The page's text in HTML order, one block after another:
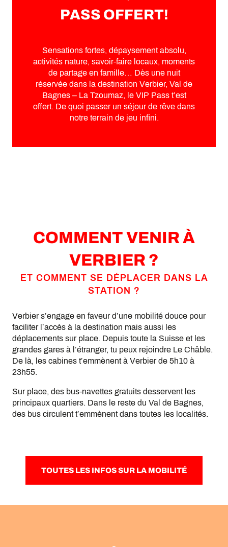
PASS OFFERT!
Sensations fortes, dépaysement absolu,
activités nature, savoir-faire locaux, moments
de partage en famille… Dès une nuit
réservée dans la destination Verbier, Val de
Bagnes – La Tzoumaz, le VIP Pass t’est
offert. De quoi passer un séjour de rêve dans
notre terrain de jeu infini.
COMMENT VENIR À
VERBIER ?
ET COMMENT SE DÉPLACER DANS LA
STATION ?
Verbier s’engage en faveur d’une mobilité douce pour
faciliter l’accès à la destination mais aussi les
déplacements sur place. Depuis toute la Suisse et les
grandes gares à l’étranger, tu peux rejoindre Le Châble.
De là, les cabines t’emmènent à Verbier de 5h10 à
23h55.
Sur place, des bus-navettes gratuits desservent les
principaux quartiers. Dans le reste du Val de Bagnes,
des bus circulent t’emmènent dans toutes les localités.
TOUTES LES INFOS SUR LA MOBILITÉ